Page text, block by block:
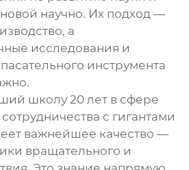
научно. Их подход —
а
исследования и
инструмента
школу 20 лет в сфере
с гигантами
важнейшее качество —
вращательного и